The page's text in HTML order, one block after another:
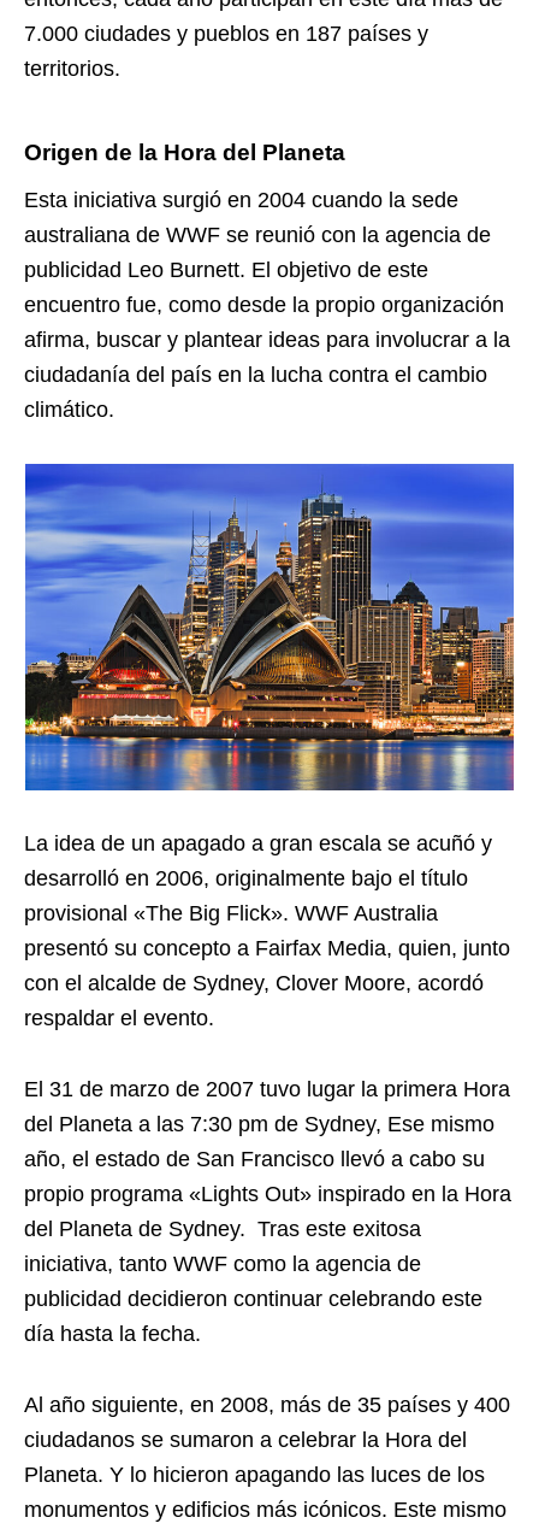
7.000 ciudades y pueblos en 187 países y
territorios.
Origen de la Hora del Planeta
Esta iniciativa surgió en 2004 cuando la sede
australiana de WWF se reunió con la agencia de
publicidad Leo Burnett. El objetivo de este
encuentro fue, como desde la propio organización
afirma, buscar y plantear ideas para involucrar a la
ciudadanía del país en la lucha contra el cambio
climático.
La idea de un apagado a gran escala se acuñó y
desarrolló en 2006, originalmente bajo el título
provisional «The Big Flick». WWF Australia
presentó su concepto a Fairfax Media, quien, junto
con el alcalde de Sydney, Clover Moore, acordó
respaldar el evento.
El 31 de marzo de 2007 tuvo lugar la primera Hora
del Planeta a las 7:30 pm de Sydney, Ese mismo
año, el estado de San Francisco llevó a cabo su
propio programa «Lights Out» inspirado en la Hora
del Planeta de Sydney. Tras este exitosa
iniciativa, tanto WWF como la agencia de
publicidad decidieron continuar celebrando este
día hasta la fecha.
Al año siguiente, en 2008, más de 35 países y 400
ciudadanos se sumaron a celebrar la Hora del
Planeta. Y lo hicieron apagando las luces de los
monumentos y edificios más icónicos. Este mismo